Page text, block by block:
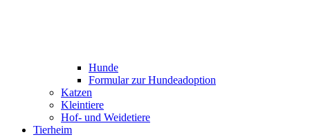
Hunde
Formular zur Hundeadoption
Katzen
Kleintiere
Hof- und Weidetiere
Tierheim